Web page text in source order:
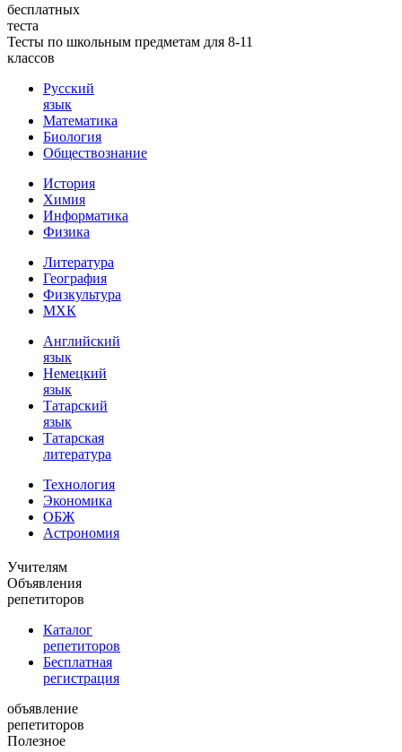
бесплатных
теста
Тесты по школьным предметам для 8-11
классов
Русский
язык
Математика
Биология
Обществознание
История
Химия
Информатика
Физика
Литература
География
Физкультура
МХК
Английский
язык
Немецкий
язык
Татарский
язык
Татарская
литература
Технология
Экономика
ОБЖ
Астрономия
Учителям
Объявления
репетиторов
Каталог
репетиторов
Бесплатная
регистрация
объявление
репетиторов
Полезное